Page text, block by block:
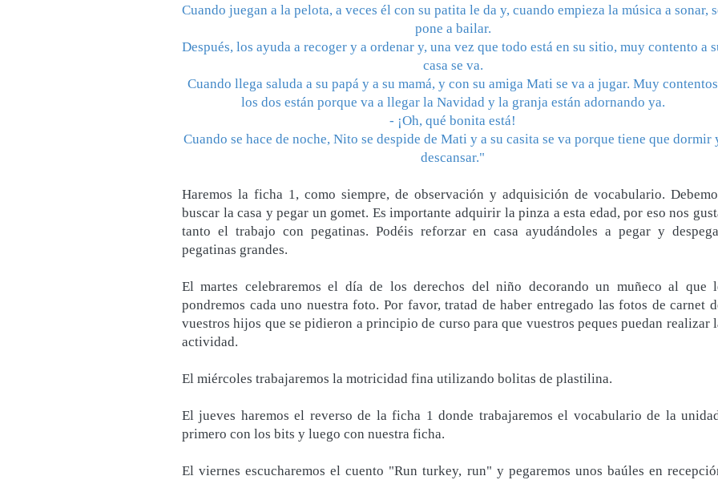
Cuando juegan a la pelota, a veces él con su patita le da y, cuando empieza la música a sonar,
pone a bailar.
Después, los ayuda a recoger y a ordenar y, una vez que todo está en su sitio, muy contento a
casa se va.
Cuando llega saluda a su papá y a su mamá, y con su amiga Mati se va a jugar. Muy contentos
los dos están porque va a llegar la Navidad y la granja están adornando ya.
- ¡Oh, qué bonita está!
Cuando se hace de noche, Nito se despide de Mati y a su casita se va porque tiene que dormir
descansar."
Haremos la ficha 1, como siempre, de observación y adquisición de vocabulario.
buscar la casa y pegar un gomet. Es importante adquirir la pinza a esta edad, por eso nos
tanto el trabajo con pegatinas. Podéis reforzar en casa ayudándoles a pegar y
pegatinas grandes.
El martes celebraremos el día de los derechos del niño decorando un muñeco al que
pondremos cada uno nuestra foto. Por favor, tratad de haber entregado las fotos de carnet
vuestros hijos que se pidieron a principio de curso para que vuestros peques puedan realizar
actividad.
El miércoles trabajaremos la motricidad fina utilizando bolitas de plastilina.
El jueves haremos el reverso de la ficha 1 donde trabajaremos el vocabulario de la
primero con los bits y luego con nuestra ficha.
El viernes escucharemos el cuento "Run turkey, run" y pegaremos unos baúles en